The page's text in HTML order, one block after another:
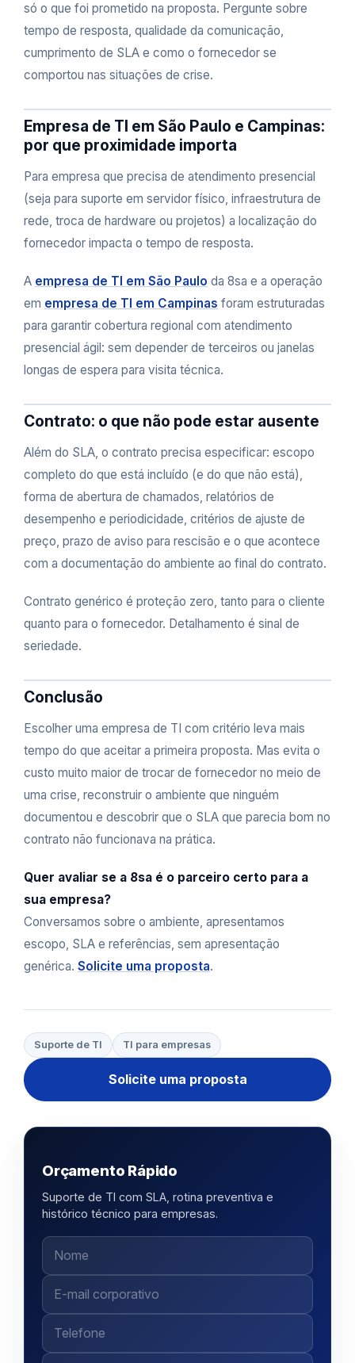
só o que foi prometido na proposta. Pergunte sobre
tempo de resposta, qualidade da comunicação,
cumprimento de SLA e como o fornecedor se
comportou nas situações de crise.
Empresa de TI em São Paulo e Campinas:
por que proximidade importa
Para empresa que precisa de atendimento presencial
(seja para suporte em servidor físico, infraestrutura de
rede, troca de hardware ou projetos) a localização do
fornecedor impacta o tempo de resposta.
A empresa de TI em São Paulo da 8sa e a operação
em empresa de TI em Campinas foram estruturadas
para garantir cobertura regional com atendimento
presencial ágil: sem depender de terceiros ou janelas
longas de espera para visita técnica.
Contrato: o que não pode estar ausente
Além do SLA, o contrato precisa especificar: escopo
completo do que está incluído (e do que não está),
forma de abertura de chamados, relatórios de
desempenho e periodicidade, critérios de ajuste de
preço, prazo de aviso para rescisão e o que acontece
com a documentação do ambiente ao final do contrato.
Contrato genérico é proteção zero, tanto para o cliente
quanto para o fornecedor. Detalhamento é sinal de
seriedade.
Conclusão
Escolher uma empresa de TI com critério leva mais
tempo do que aceitar a primeira proposta. Mas evita o
custo muito maior de trocar de fornecedor no meio de
uma crise, reconstruir o ambiente que ninguém
documentou e descobrir que o SLA que parecia bom no
contrato não funcionava na prática.
Quer avaliar se a 8sa é o parceiro certo para a
sua empresa?
Conversamos sobre o ambiente, apresentamos
escopo, SLA e referências, sem apresentação
genérica. Solicite uma proposta.
Suporte de TI TI para empresas
Solicite uma proposta
Orçamento Rápido
Suporte de TI com SLA, rotina preventiva e
histórico técnico para empresas.